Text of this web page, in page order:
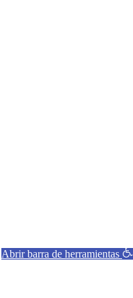
Abrir barra de herramientas